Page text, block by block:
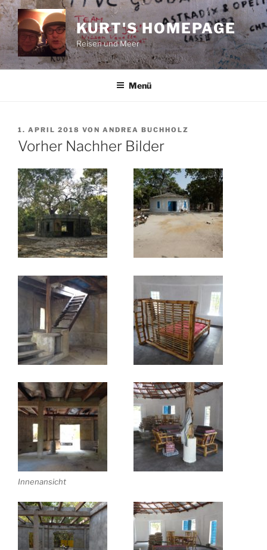
Zum
Inhalt
springen
KURT'S HOMEPAGE
Reisen und Meer
Menü
VERÖFFENTLICHT
AM
1. APRIL 2018 VON ANDREA BUCHHOLZ
Vorher Nachher Bilder
Innenansicht